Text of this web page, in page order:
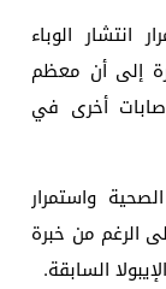
الوباء
إلى أن معظم
أخرى في
واستمرار
الرغم من خبرة
السابقة.